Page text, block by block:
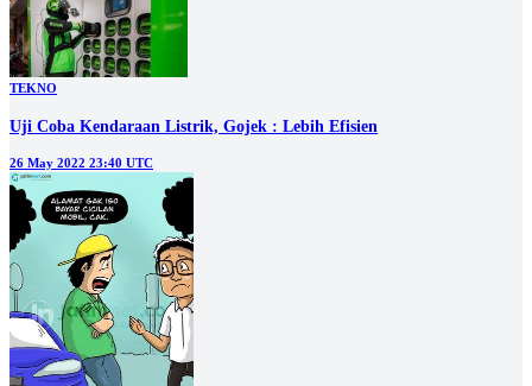
TEKNO
Uji Coba Kendaraan Listrik, Gojek : Lebih Efisien
26 May 2022 23:40 UTC